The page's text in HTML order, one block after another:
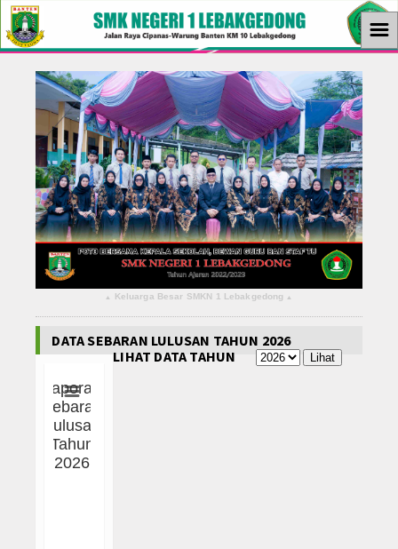
Home
Berita
KBM
Ekstrakurikuler
Ekonomi
Tutorial
Album Foto
Agenda
Data Alumni
☰
▴ Keluarga Besar SMKN 1 Lebakgedong ▴
DATA SEBARAN LULUSAN TAHUN 2026
LIHAT DATA TAHUN
Laporan
Sebaran
Lulusan
Tahun
2026